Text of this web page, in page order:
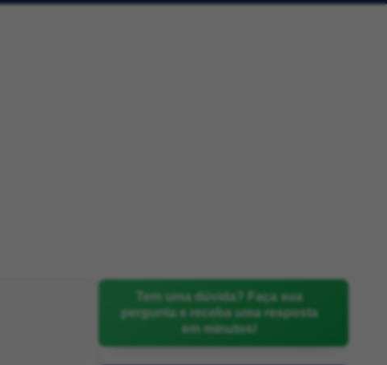
Tem uma dúvida? Faça sua
pergunta e receba uma resposta
em minutos!